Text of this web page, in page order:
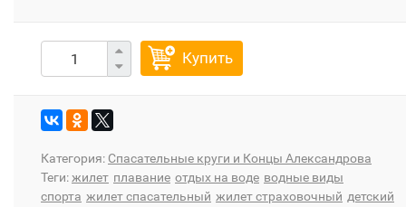
Купить
Категория: Спасательные круги и Концы Александрова
Теги:жилет плавание отдых на воде водные виды
спорта жилет спасательный жилет страховочный детский